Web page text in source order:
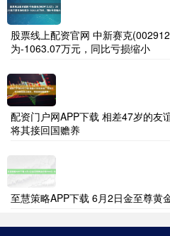
股票线上配资官网 中新赛克
为-1063.07万元，同比亏损缩小
配资门户网APP下载 相差47岁的友
将其接回国赡养
至慧策略APP下载 6月2日金至尊黄